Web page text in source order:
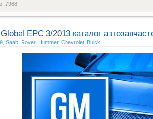
7968
EPC 3/2013 каталог
, Saab, Rover, Hummer, Chevrolet, Buick